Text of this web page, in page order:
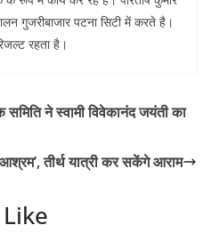
n
गुजरीबाजार पटना सिटी में करते है।
रहता है।
समिति ने स्वामी विवेकानंद जयंती का
तीर्थ यात्री कर सकेंगे आराम